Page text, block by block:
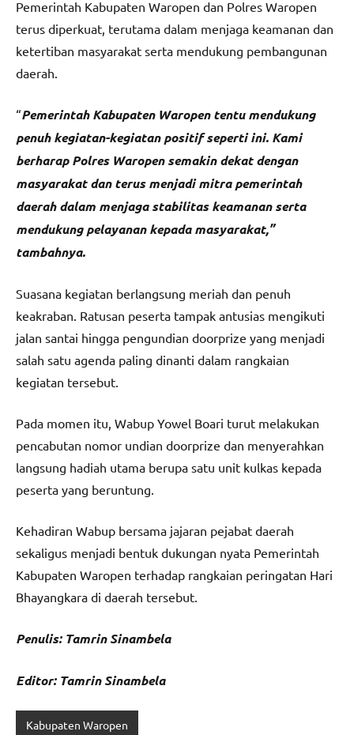
Pemerintah Kabupaten Waropen dan Polres Waropen
terus diperkuat, terutama dalam menjaga keamanan dan
ketertiban masyarakat serta mendukung pembangunan
daerah.
“Pemerintah Kabupaten Waropen tentu mendukung
penuh kegiatan-kegiatan positif seperti ini. Kami
berharap Polres Waropen semakin dekat dengan
masyarakat dan terus menjadi mitra pemerintah
daerah dalam menjaga stabilitas keamanan serta
mendukung pelayanan kepada masyarakat,”
tambahnya.
Suasana kegiatan berlangsung meriah dan penuh
keakraban. Ratusan peserta tampak antusias mengikuti
jalan santai hingga pengundian doorprize yang menjadi
salah satu agenda paling dinanti dalam rangkaian
kegiatan tersebut.
Pada momen itu, Wabup Yowel Boari turut melakukan
pencabutan nomor undian doorprize dan menyerahkan
langsung hadiah utama berupa satu unit kulkas kepada
peserta yang beruntung.
Kehadiran Wabup bersama jajaran pejabat daerah
sekaligus menjadi bentuk dukungan nyata Pemerintah
Kabupaten Waropen terhadap rangkaian peringatan Hari
Bhayangkara di daerah tersebut.
Penulis: Tamrin Sinambela
Editor: Tamrin Sinambela
Kabupaten Waropen